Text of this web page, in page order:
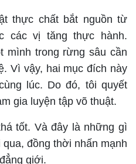
thực chất bắt nguồn từ
các vị tăng thực hành.
mình trong rừng sâu cần
Vì vậy, hai mục đích này
lúc. Do đó, tôi quyết
gia luyện tập võ thuật.
tốt. Và đây là những gì
đồng thời nhấn mạnh
giới.